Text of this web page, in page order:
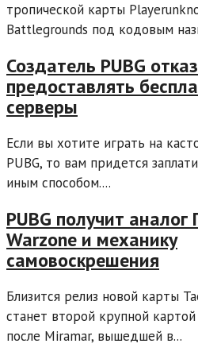
тропической карты
Battlegrounds под кодовым
Создатель PUBG
предоставлять
серверы
Если вы хотите играть на
PUBG, то вам придется
иным способом....
PUBG получит аналог
Warzone и механику
самовоскрешения
Близится релиз новой карты
станет второй крупной
после Miramar, вышедшей в...